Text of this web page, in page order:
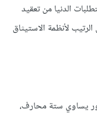
الدنيا من تعقيد
لأنظمة الاستيثاق
يساوي ستة محارف،